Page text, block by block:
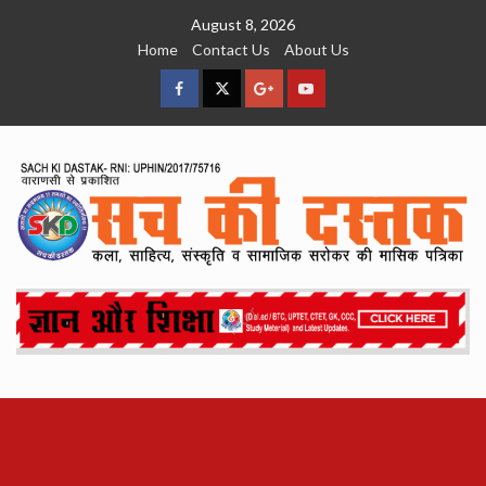
August 8, 2026
Home
Contact Us About Us
facebookTwitterGoogleYouTube